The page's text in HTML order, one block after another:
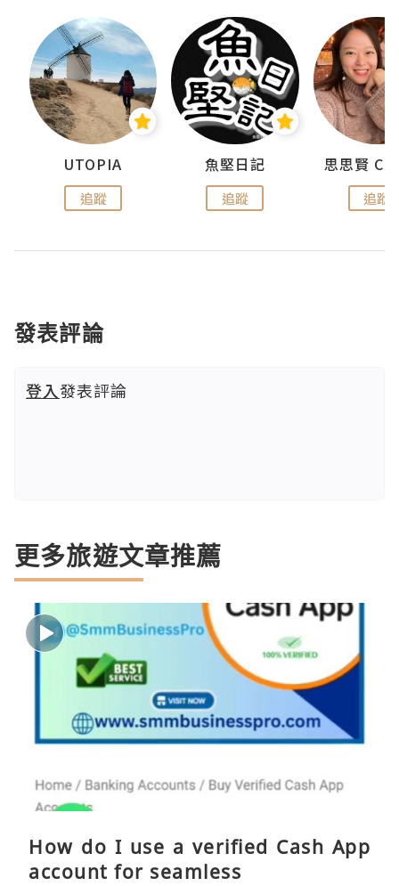
UTOPIA
追蹤
魚堅日記
追蹤 追蹤
發表評論
登入發表評論
更多旅遊文章推薦
How do I use a verified Cash App
account for seamless